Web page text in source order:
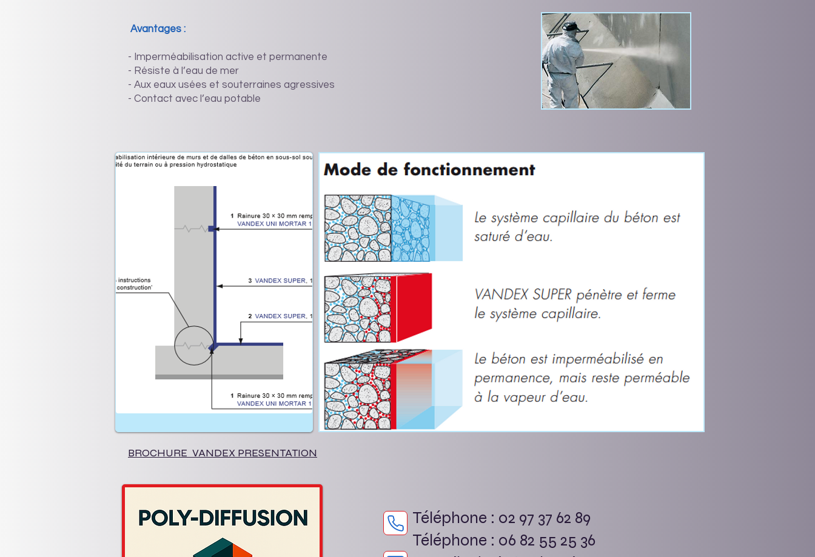
Avantages :
- Imperméabilisation active et permanente
- Résiste à l’eau de mer
- Aux eaux usées et souterraines agressives
- Contact avec l’eau potable
BROCHURE VANDEX PRESENTATION
Téléphone : 02 97 37 62 89
Téléphone : 06 82 55 25 36